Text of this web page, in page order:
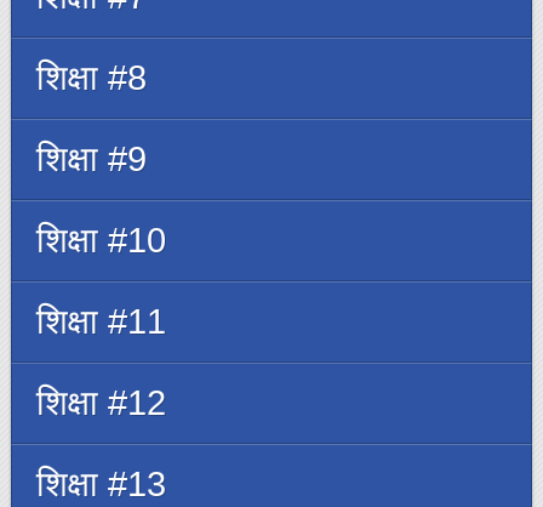
शिक्षा #8
शिक्षा #9
शिक्षा #10
शिक्षा #11
शिक्षा #12
शिक्षा #13